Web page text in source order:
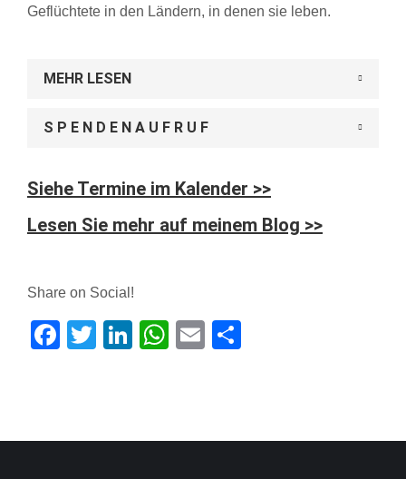
Geflüchtete in den Ländern, in denen sie leben.
MEHR LESEN
S P E N D E N A U F R U F
Siehe Termine im Kalender >>
Lesen Sie mehr auf meinem Blog >>
Share on Social!
Facebook
TwitterLinkedIn
WhatsApp
Email